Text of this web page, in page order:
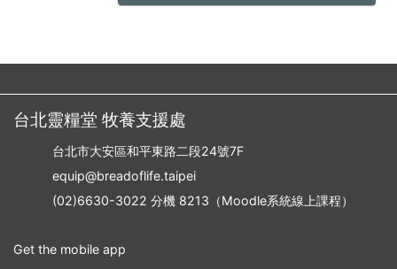
台北靈糧堂 牧養支援處
台北市大安區和平東路二段24號7F
equip@breadoflife.taipei
(02)6630-3022 分機 8213（Moodle系統線上課程）
Get the mobile app